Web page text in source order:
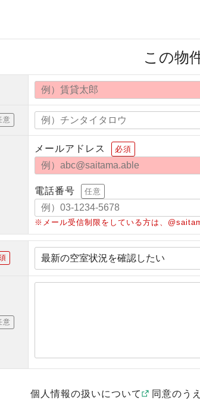
この物
意
メールアドレス 必須
電話番号 任意
※メール受信制限をしている方は、
意
個人情報の扱いについて 同意のう